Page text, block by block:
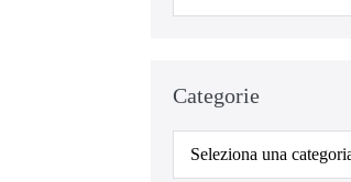
Categorie
Categorie